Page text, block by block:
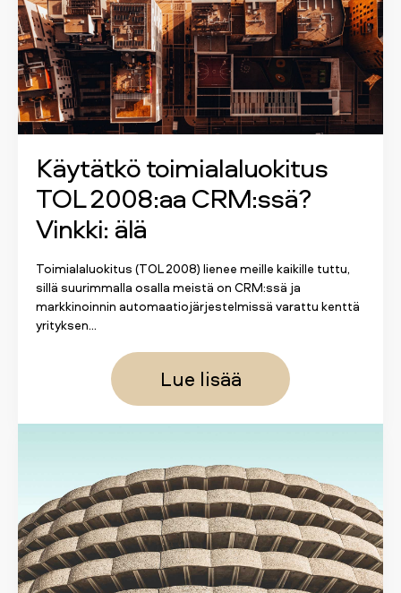
Käytätkö toimialaluokitus
TOL 2008:aa CRM:ssä?
Vinkki: älä
Toimialaluokitus (TOL 2008) lienee meille kaikille tuttu,
sillä suurimmalla osalla meistä on CRM:ssä ja
markkinoinnin automaatiojärjestelmissä varattu kenttä
yrityksen...
Lue lisää